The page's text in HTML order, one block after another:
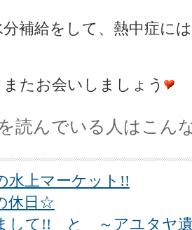
補給をして、熱中症に
たお会いしましょう
読んでいる人はこん
水上マーケット!!
休日☆
して!! と ～アユタヤ